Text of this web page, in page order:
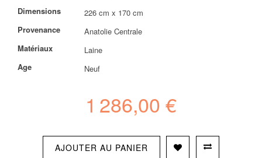
images
gallery
Plus
d’information
Dimensions
226 cm x 170 cm
Provenance
Anatolie Centrale
Matériaux
Laine
Age
Neuf
1 286,00 €
AJOUTER AU PANIER